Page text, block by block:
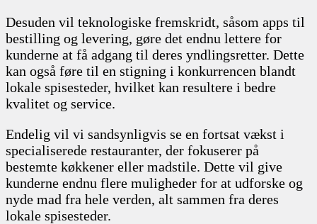
Desuden vil teknologiske fremskridt, såsom apps til
bestilling og levering, gøre det endnu lettere for
kunderne at få adgang til deres yndlingsretter. Dette
kan også føre til en stigning i konkurrencen blandt
lokale spisesteder, hvilket kan resultere i bedre
kvalitet og service.
Endelig vil vi sandsynligvis se en fortsat vækst i
specialiserede restauranter, der fokuserer på
bestemte køkkener eller madstile. Dette vil give
kunderne endnu flere muligheder for at udforske og
nyde mad fra hele verden, alt sammen fra deres
lokale spisesteder.